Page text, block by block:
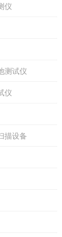
仪
测试仪
仪
描设备